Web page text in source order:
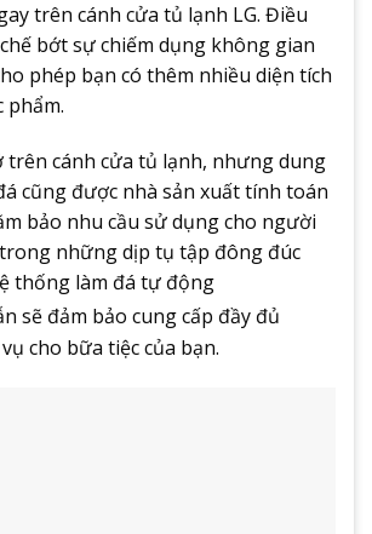
trên cánh cửa tủ lạnh LG. Điều
bớt sự chiếm dụng không gian
phép bạn có thêm nhiều diện tích
trên cánh cửa tủ lạnh, nhưng dung
cũng được nhà sản xuất tính toán
bảo nhu cầu sử dụng cho người
những dịp tụ tập đông đúc
thống làm đá tự động
sẽ đảm bảo cung cấp đầy đủ
cho bữa tiệc của bạn.